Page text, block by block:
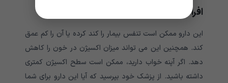
افراد مبتلا به آپنه خواب.
این دارو ممکن است تنفس بیمار را کند کرده یا آن را کم عمق
کند. همچنین این می تواند میزان اکسیژن در خون را کاهش
دهد. اگر آپنه خواب دارید، ممکن است سطح اکسیژن کمتری
داشته باشید. از پزشک خود بپرسید که آیا این دارو برای شما